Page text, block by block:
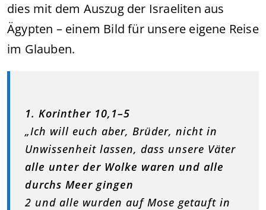
dies mit dem Auszug der Israeliten aus
Ägypten – einem Bild für unsere eigene Reise
im Glauben.
1. Korinther 10,1–5
„Ich will euch aber, Brüder, nicht in
Unwissenheit lassen, dass unsere Väter
alle unter der Wolke waren und alle
durchs Meer gingen
2 und alle wurden auf Mose getauft in